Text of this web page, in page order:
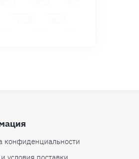
конфиденциальности